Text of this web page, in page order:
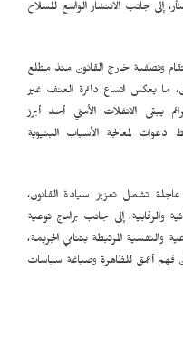
إلى جانب الانتشار الواسع للسلاح
لعمليات انتقام وتصفية خارج القانون منذ مطلع
رجلاً و8 نساء وطفلان، ما يعكس اتساع دائرة العنف غير
يبقى الانفلات الأمني أحد أبرز
لمعالجة الأسباب البنيوية
عاجلة تشمل تعزيز سيادة القانون،
والرقابية، إلى جانب برامج توعية
والنفسية المرتبطة بتنامي الجريمة،
فهم أعمق للظاهرة وصياغة سياسات